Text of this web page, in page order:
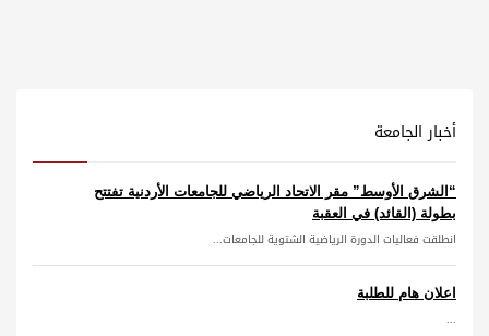
أخبار الجامعة
“الشرق الأوسط” مقر الاتحاد الرياضي للجامعات الأردنية تفتتح
بطولة (القائد) في العقبة
انطلقت فعاليات الدورة الرياضية الشتوية للجامعات...
اعلان هام للطلبة
...